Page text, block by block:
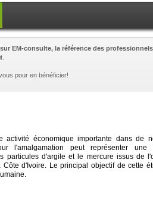
EM-consulte, la référence des
pour en bénéficier!
activité économique importante dans de
l'amalgamation peut représenter
particules d'argile et le mercure issus de
d'Ivoire. Le principal objectif de cette